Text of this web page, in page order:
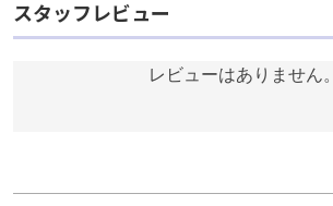
スタッフレビュー
レビューはありません。